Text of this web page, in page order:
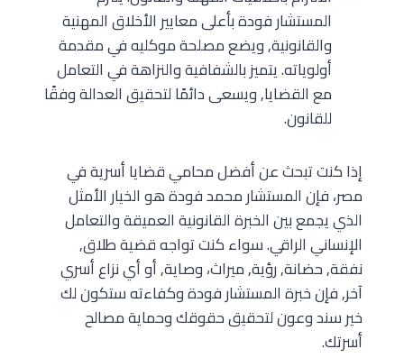
المستشار فودة بأعلى معايير الأخلاق المهنية
والقانونية, ويضع مصلحة موكليه في مقدمة
أولوياته. يتميز بالشفافية والنزاهة في التعامل
مع القضايا, ويسعى دائمًا لتحقيق العدالة وفقًا
للقانون.
إذا كنت تبحث عن أفضل محامي قضايا أسرية في
مصر، فإن المستشار محمد فودة هو الخيار الأمثل
الذي يجمع بين الخبرة القانونية العميقة والتعامل
الإنساني الراقي. سواء كنت تواجه قضية طلاق,
نفقة, حضانة, رؤية, ميراث، وصاية, أو أي نزاع أسري
آخر, فإن خبرة المستشار فودة وكفاءته ستكون لك
خير سند وعون لتحقيق حقوقك وحماية مصالح
أسرتك.